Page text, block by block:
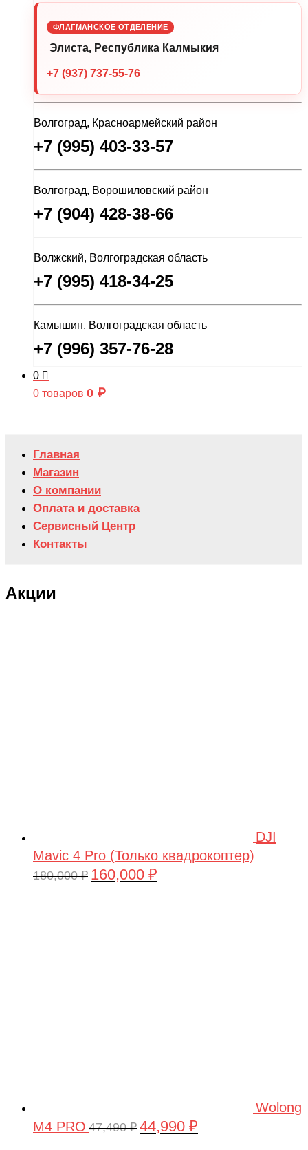
ФЛАГМАНСКОЕ ОТДЕЛЕНИЕ
Элиста, Республика Калмыкия
+7 (937) 737-55-76
Волгоград, Красноармейский район
+7 (995) 403-33-57
Волгоград, Ворошиловский район
+7 (904) 428-38-66
Волжский, Волгоградская область
+7 (995) 418-34-25
Камышин, Волгоградская область
+7 (996) 357-76-28
0
0 товаров 0 ₽
Главная
Магазин
О компании
Оплата и доставка
Сервисный Центр
Контакты
Акции
DJI
Mavic 4 Pro (Только квадрокоптер)
180,000₽ Первоначальная
160,000 ₽
Wolong
M4 PRO 47,490₽ Первоначальная
44,990 ₽